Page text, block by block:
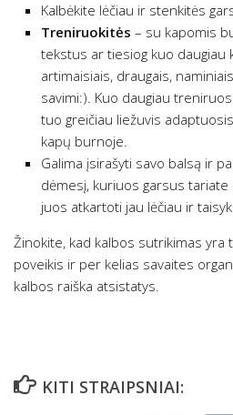
Kalbėkite lėčiau ir stenkitės
Treniruokitės – su kapomis
tekstus ar tiesiog kuo daugiau
artimaisiais, draugais,
savimi:). Kuo daugiau
tuo greičiau liežuvis
kapų burnoje.
Galima įsirašyti savo balsą ir
dėmesį, kuriuos garsus tariate
juos atkartoti jau lėčiau ir
Žinokite, kad kalbos sutrikimas yra
poveikis ir per kelias savaites
kalbos raiška atsistatys.
KITI STRAIPSNIAI: